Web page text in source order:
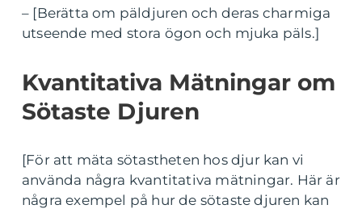
– [Berätta om päldjuren och deras charmiga
utseende med stora ögon och mjuka päls.]
Kvantitativa Mätningar om
Sötaste Djuren
[För att mäta sötastheten hos djur kan vi
använda några kvantitativa mätningar. Här är
några exempel på hur de sötaste djuren kan